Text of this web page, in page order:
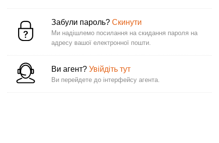
Забули пароль? Скинути
Ми надішлемо посилання на скидання пароля на
адресу вашої електронної пошти.
Ви агент? Увійдіть тут
Ви перейдете до інтерфейсу агента.